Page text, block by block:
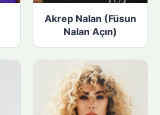
Akrep Nalan (Füsun
Nalan Açın)